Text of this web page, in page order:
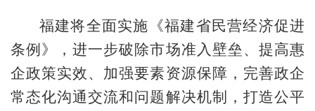
福建将全面实施《福建省民营经济促进
条例》，进一步破除市场准入壁垒、提高惠
企政策实效、加强要素资源保障，完善政企
常态化沟通交流和问题解决机制，打造公平